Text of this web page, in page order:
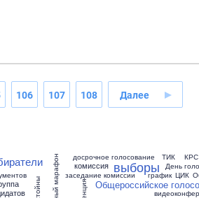
106 107 108 Далее
День
КРС
Общероссийское
ТИК
ЦИК
выборыграфик
досрочное голосование
заседание комиссии
комиссия